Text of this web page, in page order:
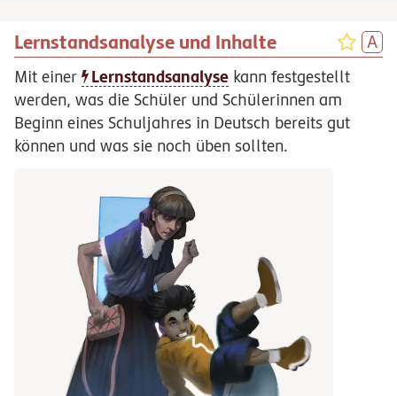
Lernstandsanalyse und Inhalte
Mit einer Lernstandsanalyse kann festgestellt
werden, was die Schüler und Schülerinnen am
Beginn eines Schuljahres in Deutsch bereits gut
können und was sie noch üben sollten.